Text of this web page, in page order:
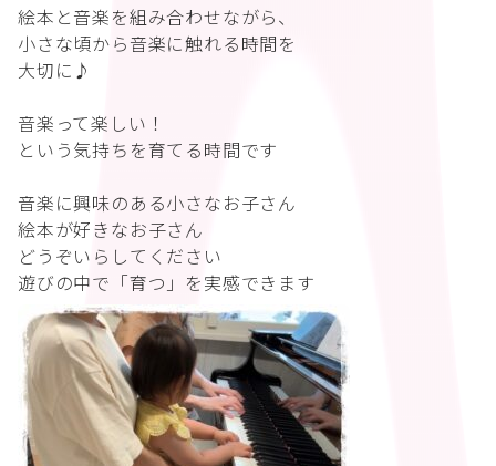
絵本と音楽を組み合わせながら、
小さな頃から音楽に触れる時間を
大切に♪
音楽って楽しい！
という気持ちを育てる時間です
音楽に興味のある小さなお子さん
絵本が好きなお子さん
どうぞいらしてください
遊びの中で「育つ」を実感できます